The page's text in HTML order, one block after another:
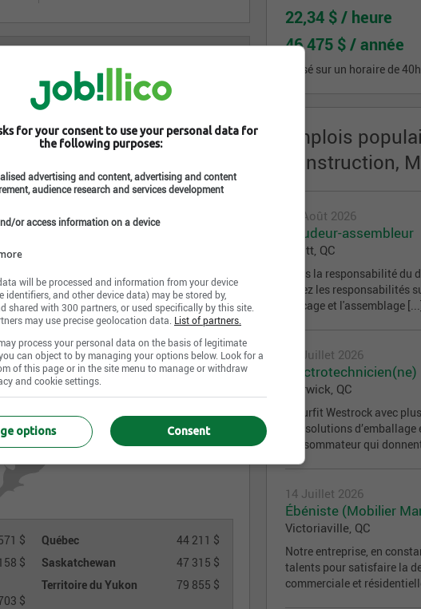
$
$
$
Québec
44 211 $
Saskatchewan
47 315 $
Territoire du Yukon
79 855 $
22,34 $ / heure
46 475 $ / année
(basé sur un horaire de
Emplois
Construction,
03 Août 2026
Soudeur-assembleur
Scott, QC
Sous la responsabilité du
aurez les responsabilités
perçage et l'assemblage [...]
23 Juillet 2026
Électrotechnicien(ne)
Warwick, QC
Smurfit Westrock avec
des solutions
consommateur qui
14 Juillet 2026
Ébéniste (Mobilier
Victoriaville, QC
Notre entreprise, en
talents pour satisfaire la
commerciale et
for your consent to use your personal data for
the following purposes:
advertising and content, advertising and content
audience research and services development
or access information on a device
will be processed and information from your device
identifiers, and other device data) may be stored by,
shared with 300 partners, or used specifically by this site.
may use precise geolocation data. List of partners.
process your personal data on the basis of legitimate
can object to by managing your options below. Look for a
of this page or in the site menu to manage or withdraw
and cookie settings.
Consent
options